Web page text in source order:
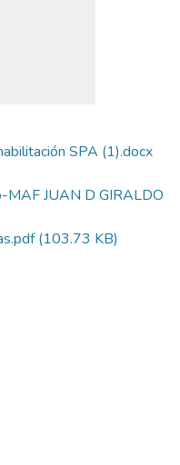
SPA (1).docx
JUAN D GIRALDO
(103.73 KB)